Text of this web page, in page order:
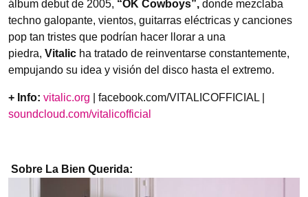
álbum debut de 2005, “OK Cowboys”, donde mezclaba
techno galopante, vientos, guitarras eléctricas y canciones
pop tan tristes que podrían hacer llorar a una
piedra, Vitalic ha tratado de reinventarse constantemente,
empujando su idea y visión del disco hasta el extremo.
+ Info: vitalic.org | facebook.com/VITALICOFFICIAL |
soundcloud.com/vitalicofficial
Sobre La Bien Querida: